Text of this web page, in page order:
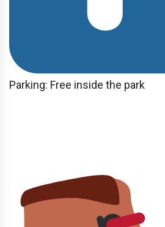
Parking: Free inside the park